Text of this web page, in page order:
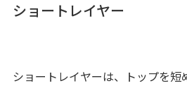
ショートレイヤー
ショートレイヤーは、トップを短